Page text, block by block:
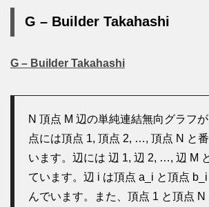
G – Builder Takahashi
G – Builder Takahashi
N 頂点 M 辺の単純連結無向グラフ
点には頂点 1, 頂点 2, …, 頂点 N と
います。辺には 辺 1, 辺 2, …, 辺 M
ています。辺 i は頂点 a_i と頂点
んでいます。また、頂点 1 と頂点 N